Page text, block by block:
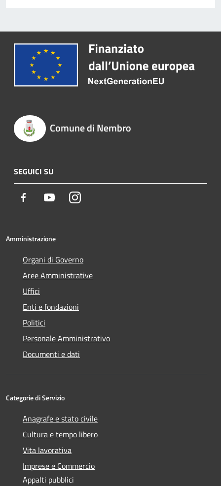
Comune di Nembro
SEGUICI SU
Facebook YoutubeInstagram
Amministrazione
Organi di Governo
Aree Amministrative
Uffici
Enti e fondazioni
Politici
Personale Amministrativo
Documenti e dati
Categorie di Servizio
Anagrafe e stato civile
Cultura e tempo libero
Vita lavorativa
Imprese e Commercio
Appalti pubblici